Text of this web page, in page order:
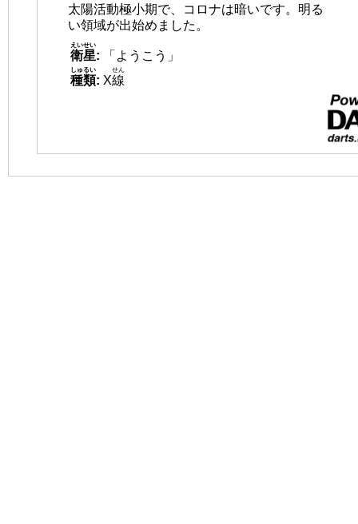
太陽活動極小期で、コロナは暗いです。明る
い領域が出始めました。
衛星
えいせい
:
「ようこう」
種類
しゅるい
: X線
せん